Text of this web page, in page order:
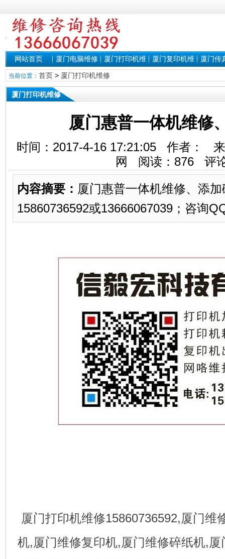
网站首页 厦门电脑维修
厦门打印机维
厦门复印机维
厦门传
当前位置： 首页> 厦门打印机维修
厦门打印机维修
厦门惠普一体机维修
时间：2017-4-16 17:21:05 作者：
网 阅读： 876评
内容摘要： 厦门惠普一体机维修、添
15860736592或13666067039；咨询
厦门打印机维修15860736592,厦门维
机,厦门维修复印机,厦门维修碎纸机,